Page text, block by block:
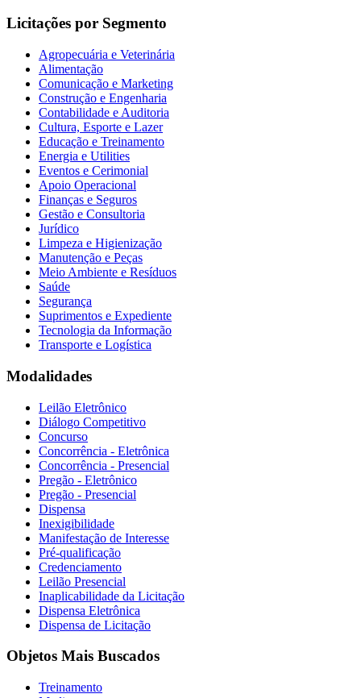
Licitações por Segmento
Agropecuária e Veterinária
Alimentação
Comunicação e Marketing
Construção e Engenharia
Contabilidade e Auditoria
Cultura, Esporte e Lazer
Educação e Treinamento
Energia e Utilities
Eventos e Cerimonial
Apoio Operacional
Finanças e Seguros
Gestão e Consultoria
Jurídico
Limpeza e Higienização
Manutenção e Peças
Meio Ambiente e Resíduos
Saúde
Segurança
Suprimentos e Expediente
Tecnologia da Informação
Transporte e Logística
Modalidades
Leilão Eletrônico
Diálogo Competitivo
Concurso
Concorrência - Eletrônica
Concorrência - Presencial
Pregão - Eletrônico
Pregão - Presencial
Dispensa
Inexigibilidade
Manifestação de Interesse
Pré-qualificação
Credenciamento
Leilão Presencial
Inaplicabilidade da Licitação
Dispensa Eletrônica
Dispensa de Licitação
Objetos Mais Buscados
Treinamento